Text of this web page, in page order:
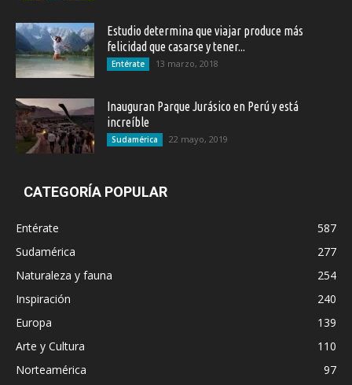
Estudio determina que viajar produce más
felicidad que casarse y tener...
Entérate 13 marzo, 2018
Inauguran Parque Jurásico en Perú y está
increíble
Sudamérica 22 mayo, 2019
CATEGORÍA POPULAR
Entérate
587
Sudamérica
277
Naturaleza y fauna
254
Inspiración
240
Europa
139
Arte y Cultura
110
Norteamérica
97